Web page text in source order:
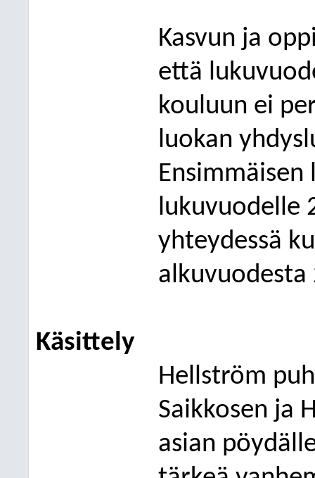
Kasvun ja
että
kouluun ei
luokan
lukuvuodelle
yhteydessä
alkuvuodesta
Käsittely
Hellström p
Saikkosen ja
asian p